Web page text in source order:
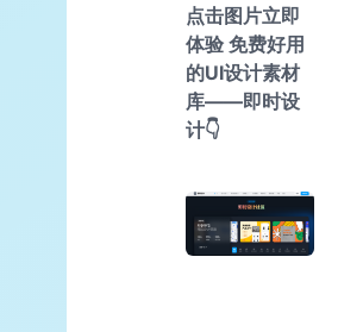
点击图片立即
体验 免费好用
的UI设计素材
库——即时设
计👇